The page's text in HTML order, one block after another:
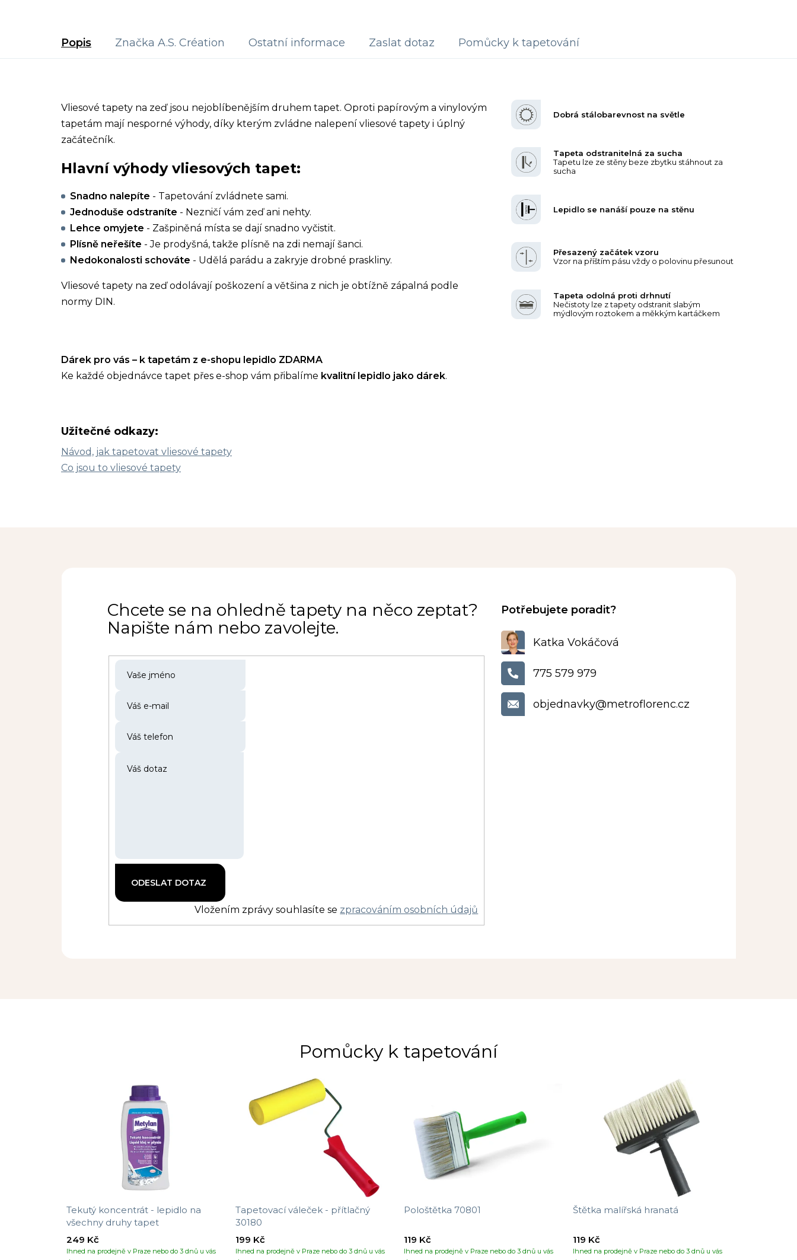
Popis Značka A.S. Création Ostatní informace Zaslat dotaz Pomůcky k tapetování
Vliesové tapety na zeď jsou nejoblíbenějším druhem tapet. Oproti papírovým a vinylovým
tapetám mají nesporné výhody, díky kterým zvládne nalepení vliesové tapety i úplný
začátečník.
Hlavní výhody vliesových tapet:
Snadno nalepíte - Tapetování zvládnete sami.
Jednoduše odstraníte - Nezničí vám zeď ani nehty.
Lehce omyjete - Zašpiněná místa se dají snadno vyčistit.
Plísně neřešíte - Je prodyšná, takže plísně na zdi nemají šanci.
Nedokonalosti schováte - Udělá parádu a zakryje drobné praskliny.
Vliesové tapety na zeď odolávají poškození a většina z nich je obtížně zápalná podle
normy DIN.
Dárek pro vás – k tapetám z e-shopu lepidlo ZDARMA
Ke každé objednávce tapet přes e-shop vám přibalíme kvalitní lepidlo jako dárek.
Užitečné odkazy:
Návod, jak tapetovat vliesové tapety
Co jsou to vliesové tapety
Dobrá stálobarevnost na světle
Tapeta odstranitelná za sucha
Tapetu lze ze stěny beze zbytku stáhnout za
sucha
Lepidlo se nanáší pouze na stěnu
Přesazený začátek vzoru
Vzor na příštím pásu vždy o polovinu přesunout
Tapeta odolná proti drhnutí
Nečistoty lze z tapety odstranit slabým
mýdlovým roztokem a měkkým kartáčkem
Chcete se na ohledně tapety na něco zeptat?
Napište nám nebo zavolejte.
Vložením zprávy souhlasíte se zpracováním osobních údajů
Katka Vokáčová
objednavky@metroflorenc.cz
775 579 979
Pomůcky k tapetování
Tekutý koncentrát - lepidlo na
všechny druhy tapet
Ihned na prodejně v Praze nebo do 3 dnů u vás
249 Kč
Tapetovací váleček - přítlačný
30180
Ihned na prodejně v Praze nebo do 3 dnů u vás
199 Kč
Pološtětka 70801
Ihned na prodejně v Praze nebo do 3 dnů u vás
119 Kč
Štětka malířská hranatá
Ihned na prodejně v Praze nebo do 3 dnů u vás
119 Kč